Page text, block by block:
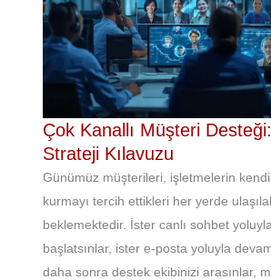
Çok Kanallı Müşteri
Strateji Kılavuzu
Günümüz müşterileri, işletmelerin
kurmayı tercih ettikleri her yerde
beklemektedir. İster canlı sohbet
başlatsınlar, ister e-posta yoluyla
daha sonra destek ekibinizi arasınlar,